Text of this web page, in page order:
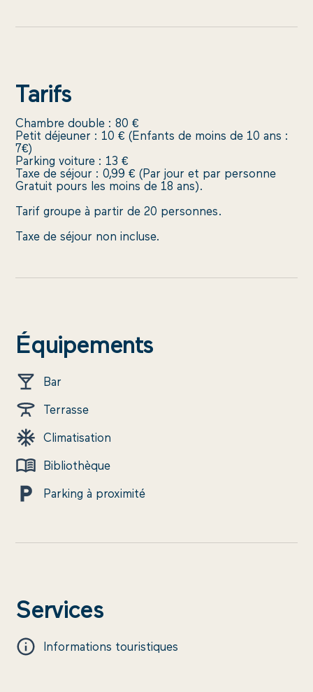
ET
Réalisé
Barcelona
Tarifs
Chambre double : 80 €
Petit déjeuner : 10 € (Enfants de moins de 10 ans :
7€)
Parking voiture : 13 €
Taxe de séjour : 0,99 € (Par jour et par personne
Gratuit pours les moins de 18 ans).
Tarif groupe à partir de 20 personnes.
Taxe de séjour non incluse.
Équipements
Bar
Terrasse
Climatisation
Bibliothèque
Parking à proximité
Services
Informations touristiques